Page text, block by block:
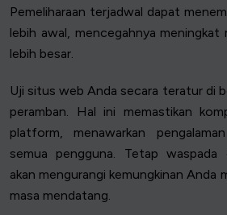
Pemeliharaan terjadwal dapat
lebih awal, mencegahnya meningkat
lebih besar.
Uji situs web Anda secara teratur di
peramban. Hal ini memastikan
platform, menawarkan
semua pengguna. Tetap waspada
akan mengurangi kemungkinan Anda
masa mendatang.